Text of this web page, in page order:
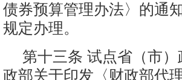
债券预算管理办法〉的通
规定办理。
第十三条 试点省（市
政部关于印发〈财政部代